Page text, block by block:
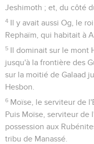
Jeshimoth ; et, du côté
4 Il y avait aussi Og, le
Rephaïm, qui habitait à
5 Il dominait sur le mont
jusqu'à la frontière des
sur la moitié de Galaad
Hesbon.
6 Moïse, le serviteur de
Puis Moïse, serviteur de
possession aux
tribu de Manassé.